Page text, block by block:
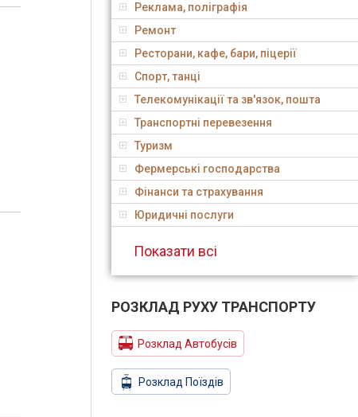
Реклама, поліграфія
Ремонт
Ресторани, кафе, бари, піцерії
Спорт, танці
Телекомунікації та зв'язок, пошта
Транспортні перевезення
Туризм
Фермерські господарства
Фінанси та страхування
Юридичні послуги
Показати всі
РОЗКЛАД РУХУ ТРАНСПОРТУ
Розклад Автобусів
Розклад Поїздів